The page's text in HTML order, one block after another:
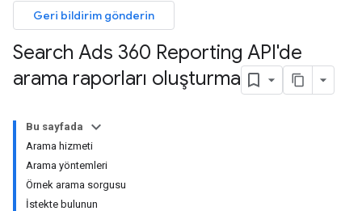
Geri bildirim gönderin
Search Ads 360 Reporting API'de
arama raporları oluşturma
Bu sayfada
Arama hizmeti
Arama yöntemleri
Örnek arama sorgusu
İstekte bulunun